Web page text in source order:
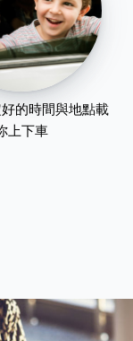
的時間與地點載
上下車